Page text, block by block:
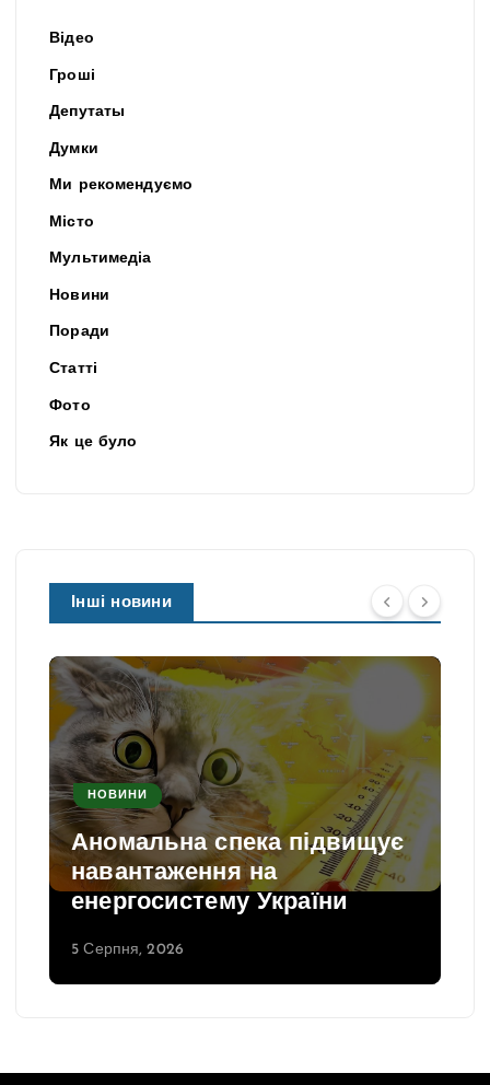
Відео
Гроші
Депутаты
Думки
Ми рекомендуємо
Місто
Мультимедіа
Новини
Поради
Статті
Фото
Як це було
Інші новини
НОВИНИ
Аномальна спека підвищує
навантаження на
енергосистему України
5 Серпня, 2026